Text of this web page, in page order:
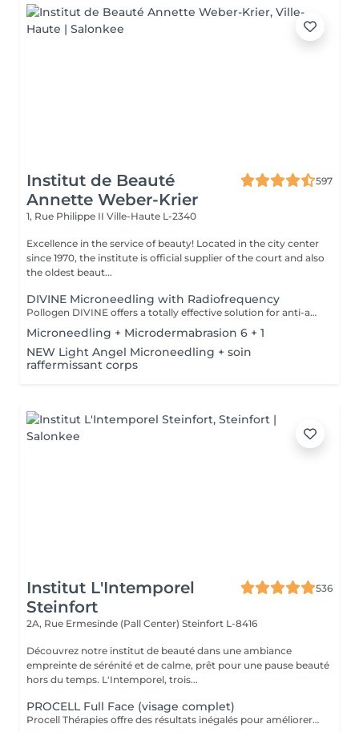
Institut de Beauté
Annette Weber-Krier
597
1, Rue Philippe II Ville-Haute L-2340
Excellence in the service of beauty! Located in the city center
since 1970, the institute is official supplier of the court and also
the oldest beaut...
DIVINE Microneedling with Radiofrequency
Pollogen DIVINE offers a totally effective solution for anti-aging treatments, but also for more difficult-to-treat areas such as the neck, lip contours and eyes. It is a unique combination of 3 medico-aesthetic technologies (VoluDerm microneedling RF + TriFractional + Ultrasound) which allows the renewal of the dermis and the epidermis. The result is significant and clearly visible, the skin looks young. The DIVINE Pollogen offers more volume, reduction of scars, firming of the skin and this without pain, without bruising, without bleeding and without revalidation time.
Microneedling + Microdermabrasion 6 + 1
NEW Light Angel Microneedling + soin
raffermissant corps
Institut L'Intemporel
Steinfort
536
2A, Rue Ermesinde (Pall Center) Steinfort L-8416
Découvrez notre institut de beauté dans une ambiance
empreinte de sérénité et de calme, prêt pour une pause beauté
hors du temps. L'Intemporel, trois...
PROCELL Full Face (visage complet)
Procell Thérapies offre des résultats inégalés pour améliorer l'apparence des rides et ridules, des cicatrices d'acné et des dommages causés par le soleil. Avec une irritation minimale, les traitements Procell sont sûrs, non invasifs, efficaces et fournissent des résultats qui parlent d'eux-mêmes. Ce n'est pas un hasard si Procell Thérapies est devenu le leader du microneedling..